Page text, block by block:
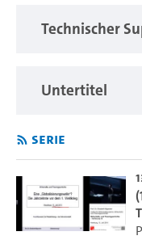
Technischer
Untertitel
Serie